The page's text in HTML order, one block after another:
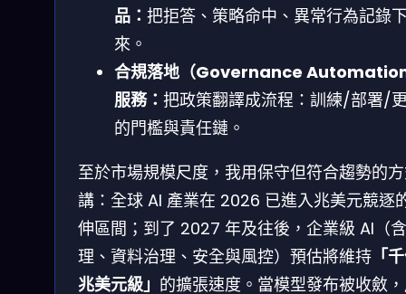
品： 把拒答、策略命中、異常行為記錄
來。
合規落地（Governance
服務： 把政策翻譯成流程：訓練/部署/
的門檻與責任鏈。
至於市場規模尺度，我用保守但符合趨勢的
講：全球 AI 產業在 2026 已進入兆美元競逐
伸區間；到了 2027 年及往後，企業級 AI（
理、資料治理、安全與風控）預估將維持 「
兆美元級」 的擴張速度。當模型發布被收斂